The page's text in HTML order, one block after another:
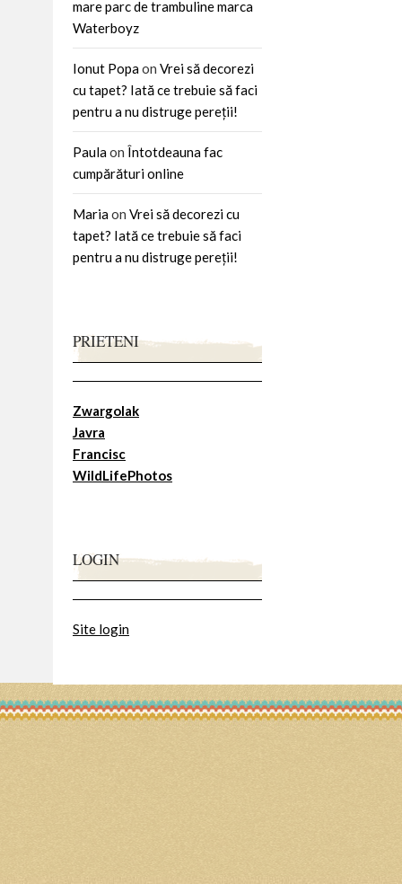
mare parc de trambuline marca
Waterboyz
Ionut Popaon Vrei să decorezi
cu tapet? Iată ce trebuie să faci
pentru a nu distruge pereții!
Paulaon Întotdeauna fac
cumpărături online
Mariaon Vrei să decorezi cu
tapet? Iată ce trebuie să faci
pentru a nu distruge pereții!
PRIETENI
Zwargolak
Javra
Francisc
WildLifePhotos
LOGIN
Site login